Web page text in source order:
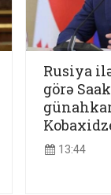
Rusiya
görə
13:44